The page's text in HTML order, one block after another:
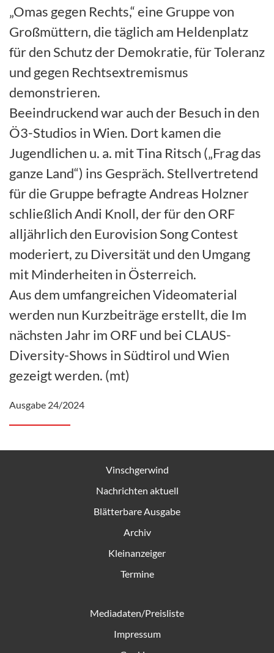
„Omas gegen Rechts,“ eine Gruppe von
Großmüttern, die täglich am Heldenplatz
für den Schutz der Demokratie, für Toleranz
und gegen Rechtsextremismus
demonstrieren.
Beeindruckend war auch der Besuch in den
Ö3-Studios in Wien. Dort kamen die
Jugendlichen u. a. mit Tina Ritsch („Frag das
ganze Land“) ins Gespräch. Stellvertretend
für die Gruppe befragte Andreas Holzner
schließlich Andi Knoll, der für den ORF
alljährlich den Eurovision Song Contest
moderiert, zu Diversität und den Umgang
mit Minderheiten in Österreich.
Aus dem umfangreichen Videomaterial
werden nun Kurzbeiträge erstellt, die Im
nächsten Jahr im ORF und bei CLAUS-
Diversity-Shows in Südtirol und Wien
gezeigt werden. (mt)
Ausgabe 24/2024
Vinschgerwind
Nachrichten aktuell
Blätterbare Ausgabe
Archiv
Kleinanzeiger
Termine
Mediadaten/Preisliste
Impressum